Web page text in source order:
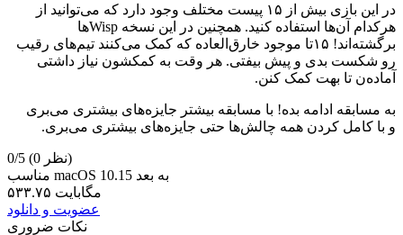
در این بازی بیش از ۱۵ پیست مختلف وجود دارد که می‌توانید از
هرکدام آن‌ها استفاده کنید. همچنین در این نسخه Wispها
برگشته‌اند! ۱۵تا موجود خارق‌العاده که کمک می‌کنند تیم‌های رقیب
رو شکست بدی و پیش بیفتی. هر وقت به کمکشون نیاز داشتی
آماده‌ن تا بهت کمک کنن.
به مسابقه ادامه بده! با مسابقه بیشتر جایزه‌های بیشتری می‌بری
و با کامل کردن همه چالش‌ها حتی جایزه‌های بیشتری می‌بری.
0/5
(0 نظر)
مناسب macOS 10.15 به بعد
۵۳۳.۷۵ مگابایت
عضویت و دانلود
نکات ضروری